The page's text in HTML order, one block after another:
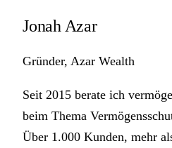
Jonah Azar
Gründer, Azar Wealth
Seit 2015 berate ich
beim Thema
Über 1.000 Kunden, mehr